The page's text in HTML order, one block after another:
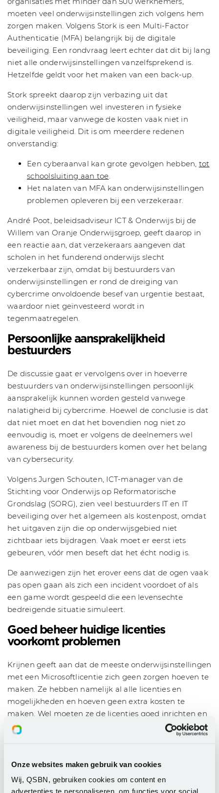
Onze websites maken gebruik van cookies
Wij, QSBN, gebruiken cookies om content en
advertenties te personaliseren, om functies voor social
moeten veel onderwijsinstellingen zich volgens hem
zorgen maken. Volgens Stork is een Multi-Factor
Authenticatie (MFA) belangrijk bij de digitale
beveiliging. Een rondvraag leert echter dat dit bij lang
niet alle onderwijsinstellingen vanzelfsprekend is.
Hetzelfde geldt voor het maken van een back-up.
Stork spreekt daarop zijn verbazing uit dat
onderwijsinstellingen wel investeren in fysieke
veiligheid, maar vanwege de kosten vaak niet in
digitale veiligheid. Dit is om meerdere redenen
onverstandig:
Een cyberaanval kan grote gevolgen hebben, tot
schoolsluiting aan toe.
Het nalaten van MFA kan onderwijsinstellingen
problemen opleveren bij een verzekeraar.
André Poot, beleidsadviseur ICT & Onderwijs bij de
Willem van Oranje Onderwijsgroep, geeft daarop in
een reactie aan, dat verzekeraars aangeven dat
scholen in het funderend onderwijs slecht
verzekerbaar zijn, omdat bij bestuurders van
onderwijsinstellingen er rond de dreiging van
cybercrime onvoldoende besef van urgentie bestaat,
waardoor niet geïnvesteerd wordt in
tegenmaatregelen.
Persoonlijke aansprakelijkheid
bestuurders
De discussie gaat er vervolgens over in hoeverre
bestuurders van onderwijsinstellingen persoonlijk
aansprakelijk kunnen worden gesteld vanwege
nalatigheid bij cybercrime. Hoewel de conclusie is dat
dat niet moet en dat het bovendien nog niet zo
eenvoudig is, moet er volgens de deelnemers wel
awareness bij de bestuurders komen over het belang
van cybersecurity.
Volgens Jurgen Schouten, ICT-manager van de
Stichting voor Onderwijs op Reformatorische
Grondslag (SORG), zien veel bestuurders IT en IT
beveiliging over het algemeen als kostenpost, omdat
het uitgaven zijn die op onderwijsgebied niet
zichtbaar iets bijdragen. Vaak moet er eerst iets
gebeuren, vóór men beseft dat het écht nodig is.
De aanwezigen zijn het erover eens dat de ogen vaak
pas open gaan als zich een incident voordoet of als
een game wordt gespeeld die een levensechte
bedreigende situatie simuleert.
Goed beheer huidige licenties
voorkomt problemen
Krijnen geeft aan dat de meeste onderwijsinstellingen
met een Microsoftlicentie zich geen zorgen hoeven te
maken. Ze hebben namelijk al alle licenties en
mogelijkheden en hoeven geen extra kosten te
maken. Wel moeten ze de licenties goed inrichten en
ze configureren, instellen en aanzetten. Sohrab voegt
hieraan toe dat scholen altijd tekortkomen aan
onderwijsinstellingen zich eerst focussen op wat zij al
beschikbaar hebben om toe te passen. "Zo kun je al
veel doen met de al aanwezige A3(E3) licentie voor